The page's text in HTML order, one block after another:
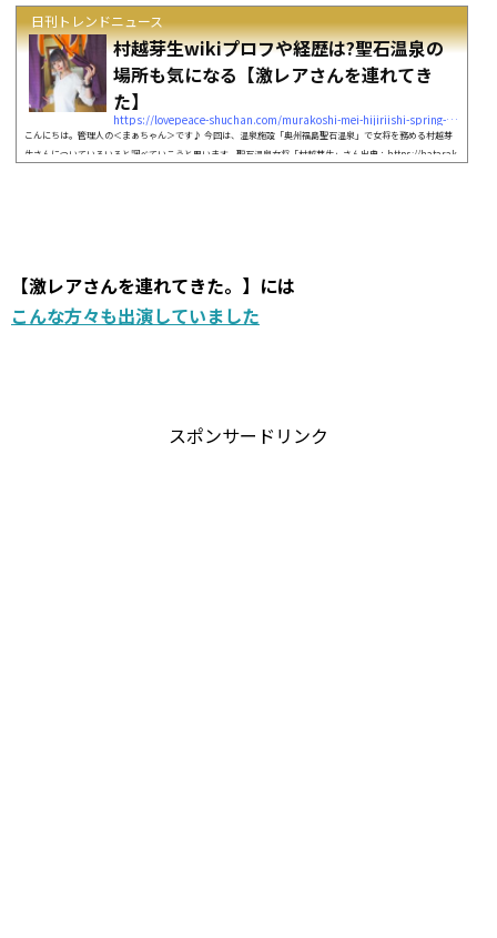
日刊トレンドニュース
村越芽生wikiプロフや経歴は?聖石温泉の
場所も気になる【激レアさんを連れてき
た】
https://lovepeace-shuchan.com/murakoshi-mei-hijiriishi-spring-17132
こんにちは。管理人の＜まぁちゃん＞です♪ 今回は、温泉施設「奥州福島聖石温泉」で女将を務める村越芽
生さんについていろいろと調べていこうと思います。聖石温泉女将「村越芽生」さん出典：https://hatarak
【激レアさんを連れてきた。】には
こんな方々も出演していました
スポンサードリンク